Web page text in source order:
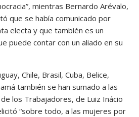
mientras Bernardo Arévalo,
que se había comunicado por
electa y que también es un
puede contar con un aliado en su
Chile, Brasil, Cuba, Belice,
también se han sumado a las
los Trabajadores, de Luiz Inácio
“sobre todo, a las mujeres por